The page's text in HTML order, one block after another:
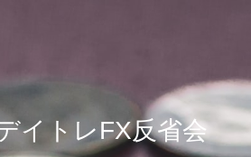
イトレFX反省会